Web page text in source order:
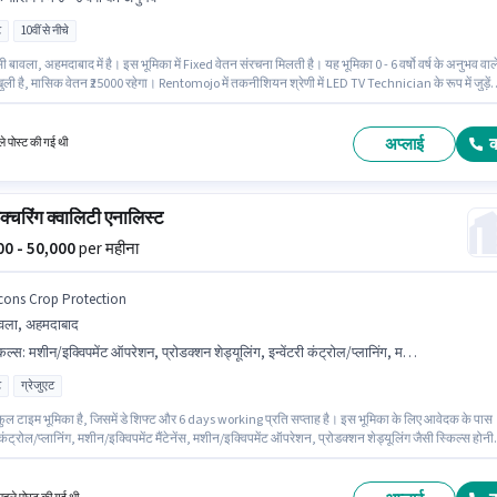
10वीं से नीचे
बावला, अहमदाबाद में है। इस भूमिका में Fixed वेतन संरचना मिलती है। यह भूमिका 0 - 6 वर्षो वर्ष के अनुभव
है, मासिक वेतन ₹25000 रहेगा। Rentomojo में तकनीशियन श्रेणी में LED TV Technician के रूप में
पोस्ट की गई थी अप्लाई
क्वालिटी एनालिस्ट
- 50,000per महीना
Crop Protection
अहमदाबाद
: मशीन/इक्विपमेंट ऑपरेशन, प्रोडक्शन शेड्यूलिंग, इन्वेंटरी कंट्रोल/प्लानिंग, मशीन/इक्विपमेंट मैंटेनेंस
ग्रेजुएट
टाइम भूमिका है, जिसमें डे शिफ्ट और 6 days working प्रति सप्ताह है। इस भूमिका के लिए आवेदक के पास
कंट्रोल/प्लानिंग, मशीन/इक्विपमेंट मैंटेनेंस, मशीन/इक्विपमेंट ऑपरेशन, प्रोडक्शन शेड्यूलिंग जैसी स्किल्स होनी